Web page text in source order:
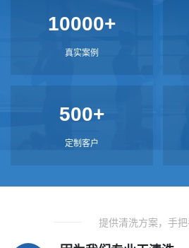
10000+
真实案例
500+
定制客户
提供清洗方案，手